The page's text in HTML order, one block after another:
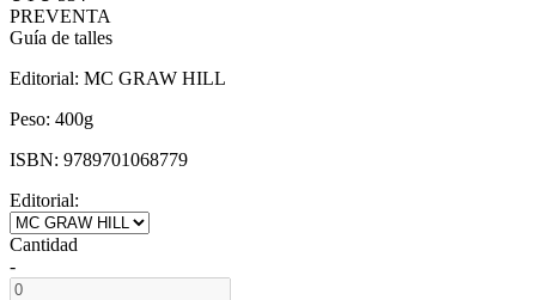
PREVENTA
Guía de talles
Editorial: MC GRAW HILL
Peso: 400g
ISBN: 9789701068779
Editorial:
Cantidad
-